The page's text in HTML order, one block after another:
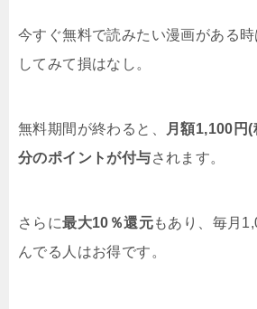
今すぐ無料で読みたい漫画がある
してみて損はなし。
無料期間が終わると、
月額1,100円
分のポイントが付与されます。
さらに最大10％還元もあり、毎月
んでる人はお得です。